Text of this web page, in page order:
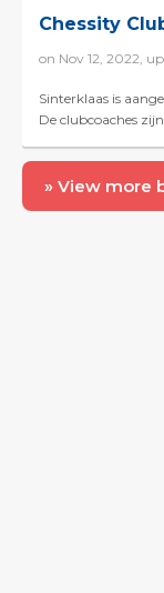
Chessity
on Nov 12, 2022,
Sinterklaas is
De clubcoaches
» View more